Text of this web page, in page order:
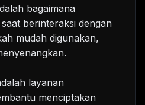
bagaimana
berinteraksi dengan
mudah digunakan,
layanan
menciptakan